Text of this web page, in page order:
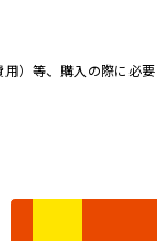
等、購入の際に必要